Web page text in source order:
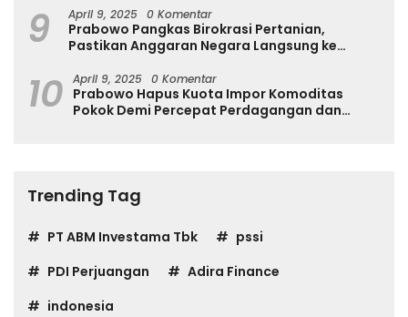
9 April 9, 2025 0 Komentar
Prabowo Pangkas Birokrasi Pertanian,
Pastikan Anggaran Negara Langsung ke
10 April 9, 2025 0 Komentar
Prabowo Hapus Kuota Impor Komoditas
Pokok Demi Percepat Perdagangan dan
Trending Tag
PT ABM Investama Tbk
pssi
PDI Perjuangan
Adira Finance
indonesia